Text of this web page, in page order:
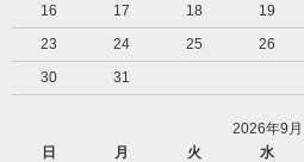
16
17 18 19
23
24 25 26
30
31
2026年9月
日
月 火 水